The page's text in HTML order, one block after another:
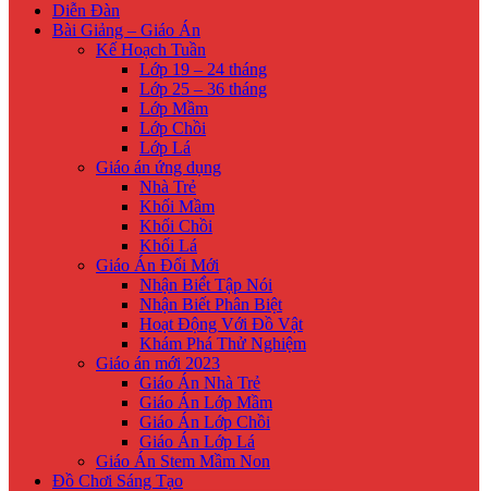
Diễn Đàn
Bài Giảng – Giáo Án
Kế Hoạch Tuần
Lớp 19 – 24 tháng
Lớp 25 – 36 tháng
Lớp Mầm
Lớp Chồi
Lớp Lá
Giáo án ứng dụng
Nhà Trẻ
Khối Mầm
Khối Chồi
Khối Lá
Giáo Án Đổi Mới
Nhận Biế́t Tập Nói
Nhận Biết Phân Biệt
Hoạt Động Với Đồ Vật
Khám Phá Thử Nghiệm
Giáo án mới 2023
Giáo Án Nhà Trẻ
Giáo Án Lớp Mầm
Giáo Án Lớp Chồi
Giáo Án Lớp Lá
Giáo Án Stem Mầm Non
Đồ Chơi Sáng Tạo